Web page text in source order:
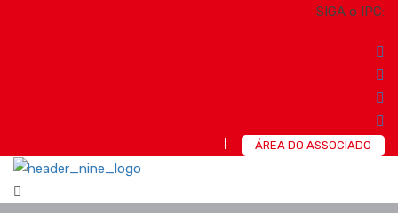
SIGA o IPC:
ÁREA DO ASSOCIADO